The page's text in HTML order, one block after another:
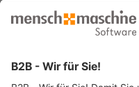
Haben Sie Fragen?
Dann rufen Sie uns an...